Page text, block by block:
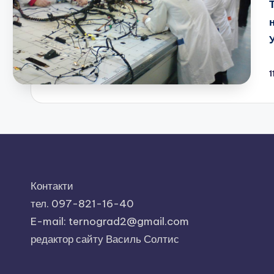
Контакти
тел. 097-821-16-40
E-mail: ternograd2@gmail.com
редактор сайту Василь Солтис